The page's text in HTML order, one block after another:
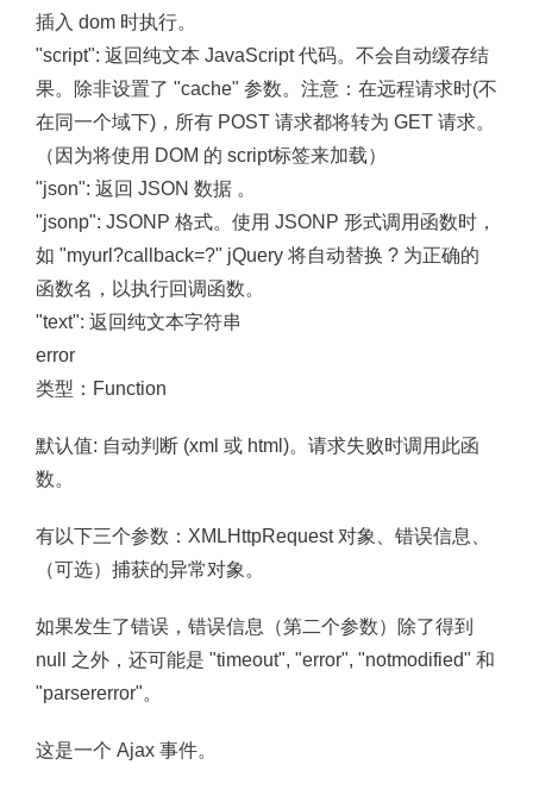
插入 dom 时执行。
"script": 返回纯文本 JavaScript 代码。不会自动缓存结
果。除非设置了 "cache" 参数。注意：在远程请求时(不
在同一个域下)，所有 POST 请求都将转为 GET 请求。
（因为将使用 DOM 的 script标签来加载）
"json": 返回 JSON 数据 。
"jsonp": JSONP 格式。使用 JSONP 形式调用函数时，
如 "myurl?callback=?" jQuery 将自动替换 ? 为正确的
函数名，以执行回调函数。
"text": 返回纯文本字符串
error
类型：Function
默认值: 自动判断 (xml 或 html)。请求失败时调用此函
数。
有以下三个参数：XMLHttpRequest 对象、错误信息、
（可选）捕获的异常对象。
如果发生了错误，错误信息（第二个参数）除了得到
null 之外，还可能是 "timeout", "error", "notmodified" 和
"parsererror"。
这是一个 Ajax 事件。